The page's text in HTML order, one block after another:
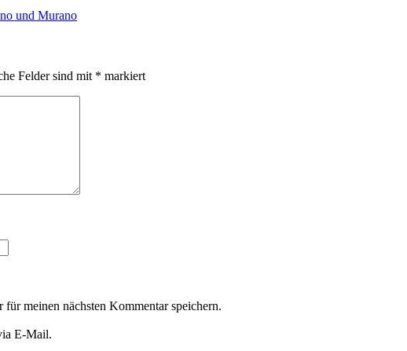
und Murano
Felder sind mit * markiert
meinen nächsten Kommentar speichern.
E-Mail.